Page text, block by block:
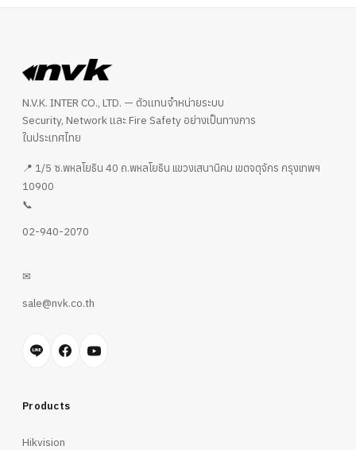
N.V.K. INTER CO., LTD. — ตัวแทนจำหน่ายระบบ
Security, Network และ Fire Safety อย่างเป็นทางการ
ในประเทศไทย
📍 1/5 ซ.พหลโยธิน 40 ถ.พหลโยธิน แขวงเสนานิคม เขตจตุจักร กรุงเทพฯ
10900
📞
02-940-2070
✉
sale@nvk.co.th
Products
Hikvision